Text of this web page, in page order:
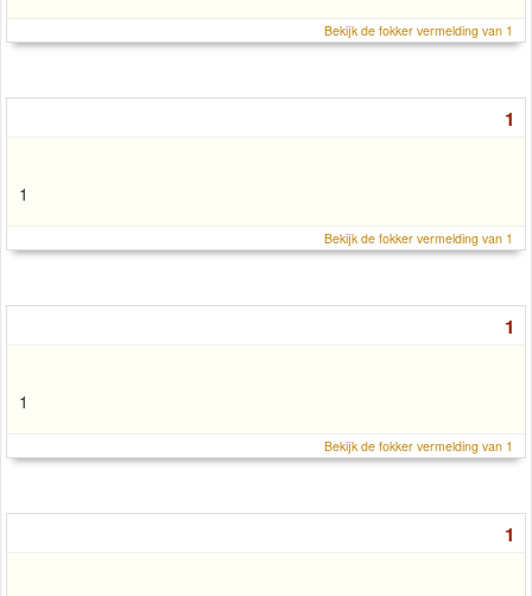
Bekijk de fokker vermelding van 1
1
1
Bekijk de fokker vermelding van 1
1
1
Bekijk de fokker vermelding van 1
1